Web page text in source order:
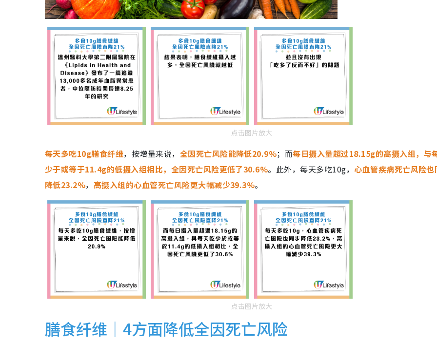
点击图片放大
每天多吃10g膳食纤维，按增量来说， 全因死亡风险能降低20.9%；而每日摄入量超过18.15g的高摄入组，与
少于或等于11.4g的低摄入组相比，全因死亡风险更低了30.6%。此外，每天多吃10g， 心血管疾病死亡风险也
降低23.2%， 高摄入组的心血管死亡风险更大幅减少39.3%。
点击图片放大
膳食纤维｜4方面降低全因死亡风险